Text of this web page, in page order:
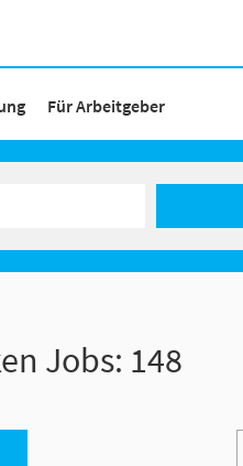
Für Arbeitgeber
Jobs: 148